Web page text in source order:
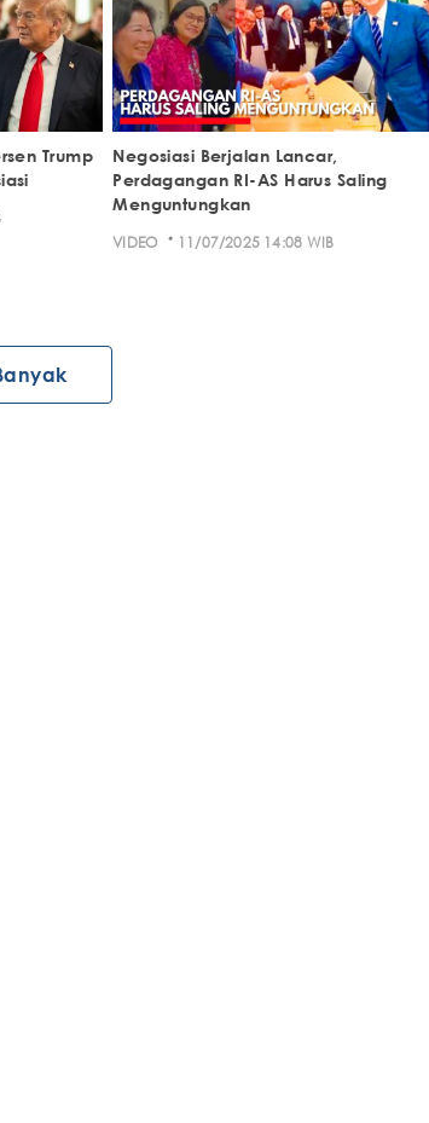
Trump
Negosiasi Berjalan Lancar,
Perdagangan RI-AS Harus Saling
Menguntungkan
VIDEO · 11/07/2025 14:08 WIB